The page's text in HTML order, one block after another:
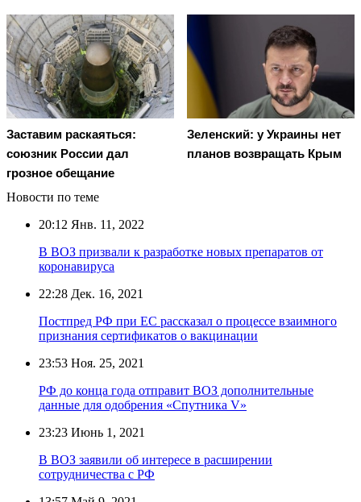
Заставим раскаяться:
союзник России дал
грозное обещание
Зеленский: у Украины нет
планов возвращать Крым
Новости по теме
20:12 Янв. 11, 2022
В ВОЗ призвали к разработке новых препаратов от
коронавируса
22:28 Дек. 16, 2021
Постпред РФ при ЕС рассказал о процессе взаимного
признания сертификатов о вакцинации
23:53 Ноя. 25, 2021
РФ до конца года отправит ВОЗ дополнительные
данные для одобрения «Спутника V»
23:23 Июнь 1, 2021
В ВОЗ заявили об интересе в расширении
сотрудничества с РФ